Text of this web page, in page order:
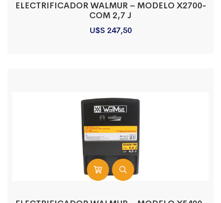
ELECTRIFICADOR WALMUR – MODELO X2700-
COM 2,7 J
U$S 247,50